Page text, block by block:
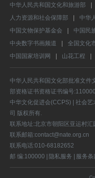
中华人民共和国文化和旅游部
人力资源和社会保障部
中华
中国文物保护基金会
中国民
中央数字书画频道
全国文化
中国国家培训网
山花工程
中华人民共和国文化部批准文件
部资格证书资格证书编号
中华文化促进会(CCPS) | 社会
司 版权所有.
联系地址:北京市朝阳区亚运村
联系邮箱:contact@nate.org.cn
联系电话:010-68182652
邮 编:100000 |
隐私服务 | 服务条